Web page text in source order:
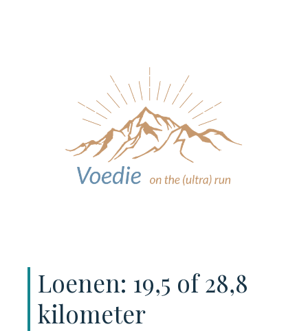
Loenen: 19,5 of 28,8
kilometer